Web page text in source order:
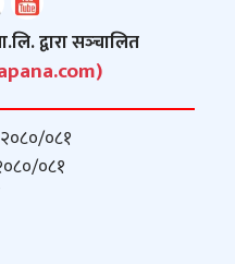
द्वारा सञ्‍चालित
०८१
०८१